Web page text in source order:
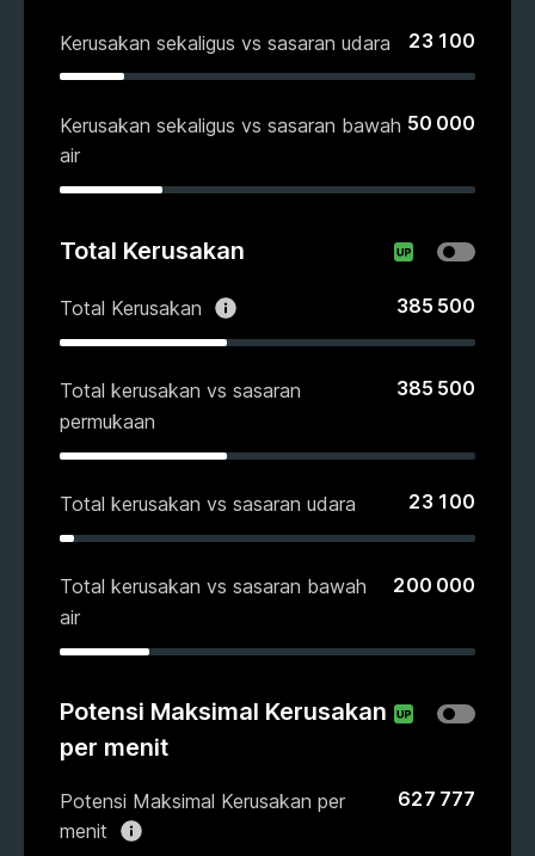
Kerusakan sekaligus vs sasaran udara 23 100
Kerusakan sekaligus vs sasaran bawah
air
50 000
Total Kerusakan
Total Kerusakan 385 500
Total kerusakan vs sasaran
permukaan
385 500
Total kerusakan vs sasaran udara 23 100
Total kerusakan vs sasaran bawah
air
200 000
Potensi Maksimal Kerusakan
per menit
Potensi Maksimal Kerusakan per
menit
627 777